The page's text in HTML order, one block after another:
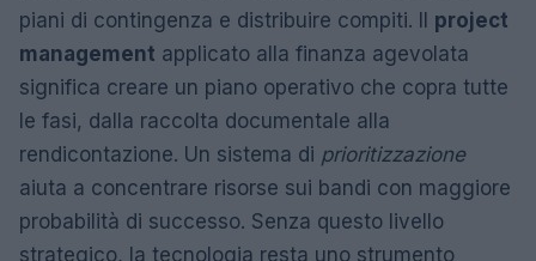
piani di contingenza e distribuire compiti. Il project
management applicato alla finanza agevolata
significa creare un piano operativo che copra tutte
le fasi, dalla raccolta documentale alla
rendicontazione. Un sistema di prioritizzazione
aiuta a concentrare risorse sui bandi con maggiore
probabilità di successo. Senza questo livello
strategico, la tecnologia resta uno strumento